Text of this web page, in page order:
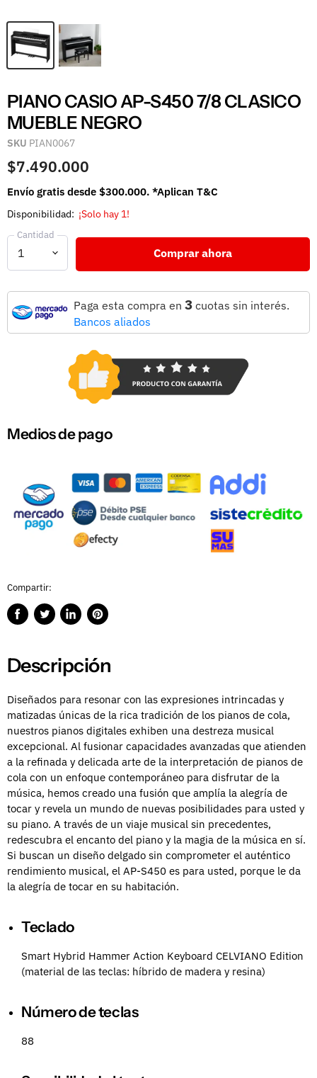
PIANO CASIO AP-S450 7/8 CLASICO
MUEBLE NEGRO
SKU PIAN0067
$7.490.000
Envío gratis desde $300.000. *Aplican T&C
Disponibilidad: ¡Solo hay 1!
Cantidad
Comprar ahora
Paga esta compra en 3 cuotas sin interés.
Bancos aliados
Medios de pago
Compartir:
CompartirPublicarCompartirGuardar
Descripción
Diseñados para resonar con las expresiones intrincadas y
matizadas únicas de la rica tradición de los pianos de cola,
nuestros pianos digitales exhiben una destreza musical
excepcional. Al fusionar capacidades avanzadas que atienden
a la refinada y delicada arte de la interpretación de pianos de
cola con un enfoque contemporáneo para disfrutar de la
música, hemos creado una fusión que amplía la alegría de
tocar y revela un mundo de nuevas posibilidades para usted y
su piano. A través de un viaje musical sin precedentes,
redescubra el encanto del piano y la magia de la música en sí.
Si buscan un diseño delgado sin comprometer el auténtico
rendimiento musical, el AP-S450 es para usted, porque le da
la alegría de tocar en su habitación.
Teclado
Smart Hybrid Hammer Action Keyboard CELVIANO Edition
(material de las teclas: híbrido de madera y resina)
Número de teclas
88